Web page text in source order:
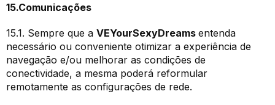
15.Comunicações
15.1. Sempre que a VEYourSexyDreams entenda
necessário ou conveniente otimizar a experiência de
navegação e/ou melhorar as condições de
conectividade, a mesma poderá reformular
remotamente as configurações de rede.